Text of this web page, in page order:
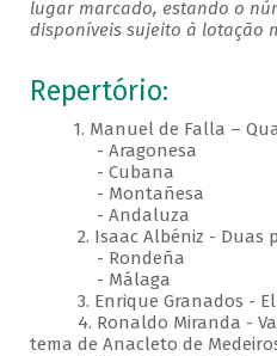
lugar marcado, estando o
disponíveis sujeito à lotação
Repertório:
1. Manuel de Falla –
- Aragonesa
- Cubana
- Montañesa
-
2. Isaac Albéniz - Duas
- Rondeña
- Málaga
3. Enrique Granados - El
4. Ronaldo Miranda -
tema de Anacleto de